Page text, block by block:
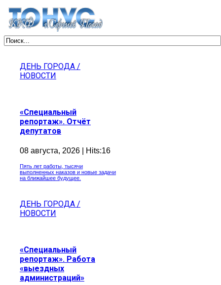
ДЕНЬ ГОРОДА /
НОВОСТИ
«Специальный
репортаж». Отчёт
депутатов
08 августа, 2026 | Hits:16
Пять лет работы, тысячи
выполненных наказов и новые задачи
на ближайшее будущее.
ДЕНЬ ГОРОДА /
НОВОСТИ
«Специальный
репортаж». Работа
«выездных
администраций»